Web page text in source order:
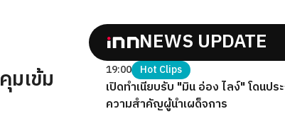
มเข้ม
NEWS UPDATE
19:00 Hot Clips
เปิดทำเนียบรับ "มิน อ่อง ไลง์" โดนปร
ความสำคัญผู้นำเผด็จการ